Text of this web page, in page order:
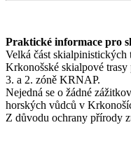
Praktické informace pro
Velká část skialpinistických
Krkonošské skialpové
3. a 2. zóně KRNAP.
Nejedná se o žádné
horských vůdců v
Z důvodu ochrany přírody